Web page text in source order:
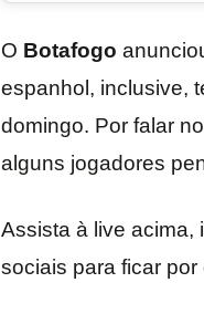
O Botafogo
espanhol, inclusive,
domingo. Por falar
alguns jogadores
Assista à live acima,
sociais para ficar por